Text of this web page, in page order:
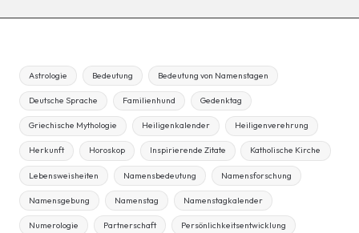
Astrologie Bedeutung Bedeutung von Namenstagen
Deutsche Sprache Familienhund Gedenktag
Griechische Mythologie Heiligenkalender Heiligenverehrung
Herkunft Horoskop Inspirierende Zitate Katholische Kirche
Lebensweisheiten Namensbedeutung Namensforschung
Namensgebung Namenstag Namenstagkalender
Numerologie Partnerschaft Persönlichkeitsentwicklung